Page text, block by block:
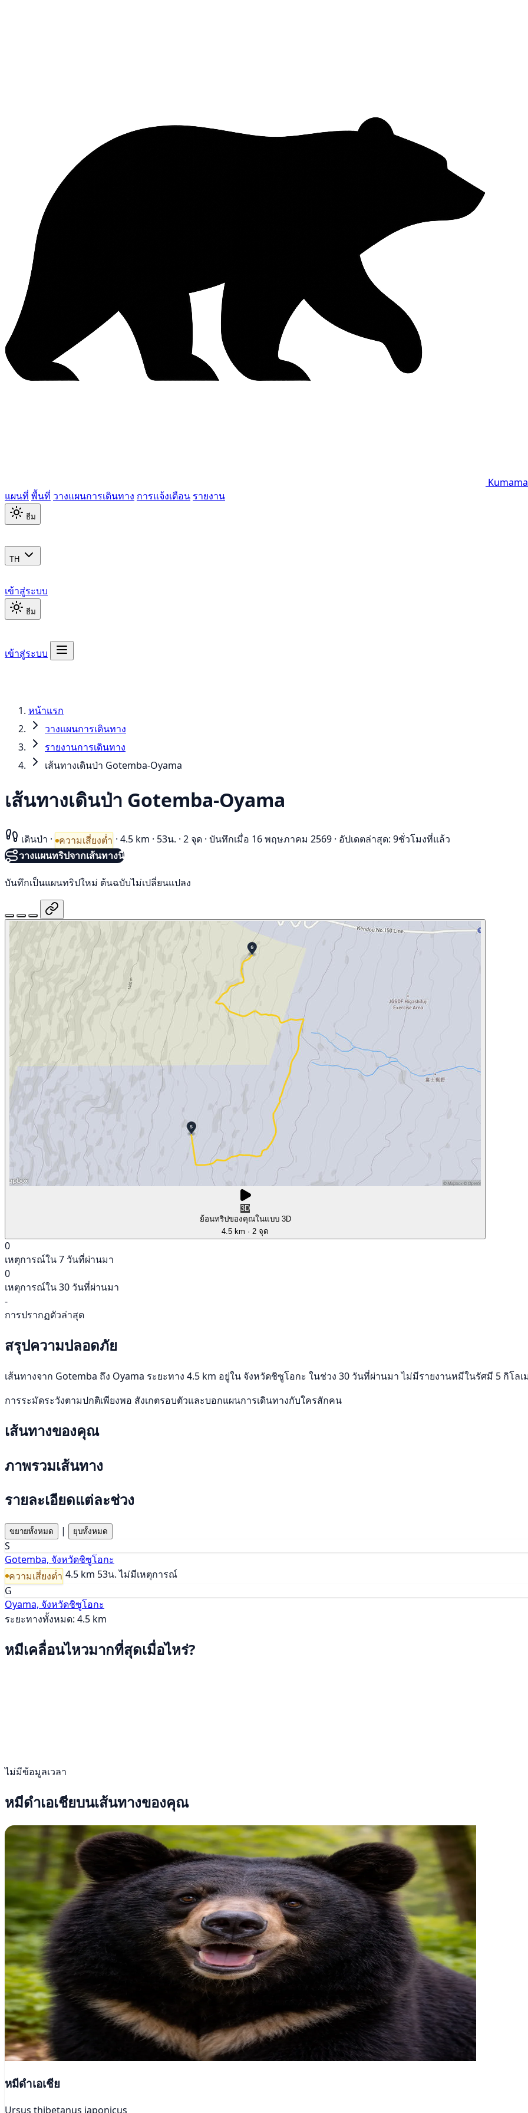
แผนที่ พื้นที่ วางแผนการเดินทาง การแจ้งเตือน รายงาน
ธีม
TH
เข้าสู่ระบบ
ธีม
เข้าสู่ระบบ
หน้าแรก
วางแผนการเดินทาง
รายงานการเดินทาง
เส้นทางเดินป่า Gotemba-Oyama
เส้นทางเดินป่า Gotemba-Oyama
เดินป่า · ความเสี่ยงต่ำ · 4.5 km · 53น. · 2 จุด · บันทึกเมื่อ 16 พฤษภาคม 2569 · อัปเดตล่าสุด: 9ชั่วโมงที่แล้ว
วางแผนทริปจากเส้นทางนี้
บันทึกเป็นแผนทริปใหม่ ต้นฉบับไม่เปลี่ยนแปลง
3D
ย้อนทริปของคุณในแบบ 3D
4.5 km · 2 จุด
0
เหตุการณ์ใน 7 วันที่ผ่านมา
0
เหตุการณ์ใน 30 วันที่ผ่านมา
-
การปรากฏตัวล่าสุด
สรุปความปลอดภัย
เส้นทางจาก Gotemba ถึง Oyama ระยะทาง 4.5 km อยู่ใน จังหวัดชิซูโอกะ ในช่วง 30 วันที่ผ่านมา ไม่มีรายงานหมีในรัศมี 5 กิโลเ
การระมัดระวังตามปกติเพียงพอ สังเกตรอบตัวและบอกแผนการเดินทางกับใครสักคน
เส้นทางของคุณ
ภาพรวมเส้นทาง
รายละเอียดแต่ละช่วง
ขยายทั้งหมด | ยุบทั้งหมด
S
Gotemba, จังหวัดชิซูโอกะ
ความเสี่ยงต่ำ 4.5 km 53น. ไม่มีเหตุการณ์
G
Oyama, จังหวัดชิซูโอกะ
ระยะทางทั้งหมด: 4.5 km
หมีเคลื่อนไหวมากที่สุดเมื่อไหร่?
ไม่มีข้อมูลเวลา
หมีดำเอเชียบนเส้นทางของคุณ
หมีดำเอเชีย
Ursus thibetanus japonicus